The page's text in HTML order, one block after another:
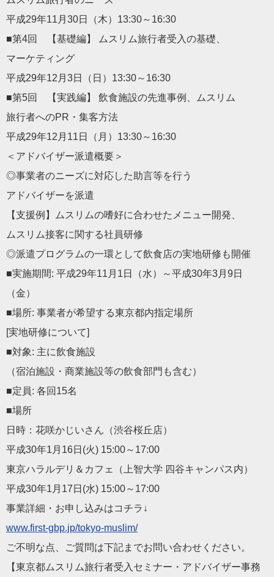
平成29年11月30日（木）13:30～16:30
■第4回 【基礎編】 ムスリム旅行者受入の基礎、
マーケティング
平成29年12月3日（日）13:30～16:30
■第5回 【実践編】 飲食施設の先進事例、ムスリム
旅行者へのPR・集客方法
平成29年12月11日（月）13:30～16:30
＜アドバイザー派遣概要＞
◎事業者のニーズに対応した助言等を行う
アドバイザーを派遣
【支援例】ムスリムの嗜好に合わせたメニュー開発、
ムスリム接客に関する社員研修
◎派遣プログラムの一環として飲食店の実地研修も開催
■実施期間: 平成29年11月1日（水）～平成30年3月9日
（金）
■場所: 事業者が希望する東京都内指定場所
[実地研修について]
■対象: 主に飲食施設
（宿泊施設・商業施設等の飲食部門も含む）
■定員: 各回15名
■場所
日時：花咲かじいさん（渋谷桜丘店）
平成30年1月16日(火) 15:00～17:00
東京ハラルデリ＆カフェ（上智大学 四谷キャンパス内）
平成30年1月17日(水) 15:00～17:00
事業詳細・お申し込みはコチラ↓
www.first-gbp.jp/tokyo-muslim/
ご不明な点、ご質問は下記までお問い合わせください。
【東京都ムスリム旅行者受入セミナー・アドバイザー事務